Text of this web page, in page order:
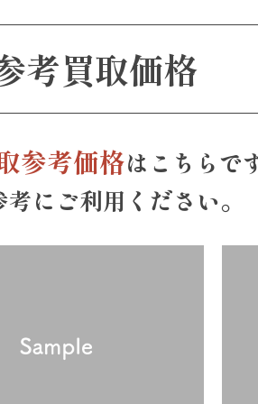
考買取価格
参考価格はこちらで
にご利用ください。